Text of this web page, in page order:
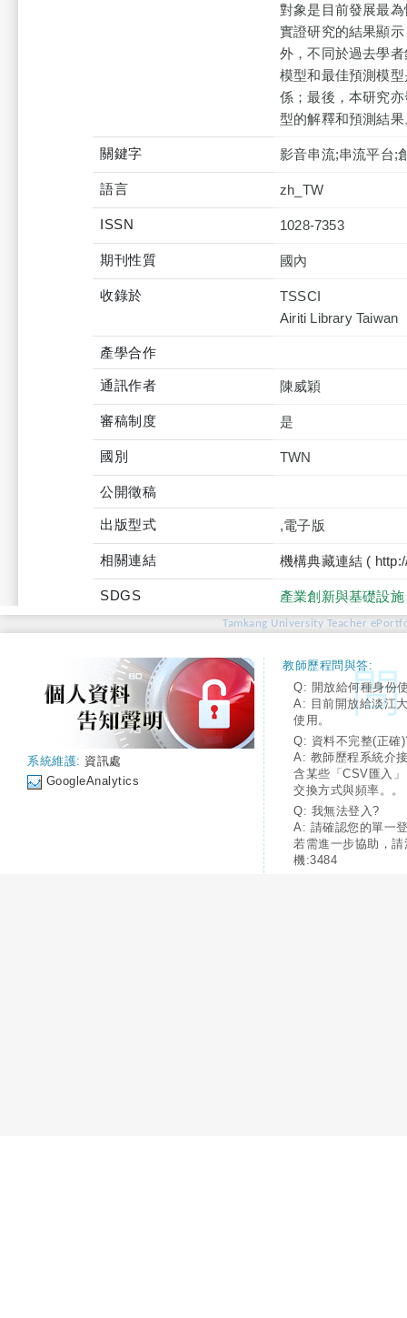
對象是目前發展最
實證研究的結果顯
外，不同於過去學
模型和最佳預測模
係；最後，本研究
型的解釋和預測結果
關鍵字 影音串流;串流平台;
語言 zh_TW
ISSN 1028-7353
期刊性質 國內
收錄於
TSSCI
產學合作
通訊作者 陳威穎
審稿制度 是
國別 TWN
公開徵稿
出版型式 ,電子版
相關連結 機構典藏連結 (
SDGS 產業創新與基礎設施
Tamkang University Teacher
系統維護: 資訊處
GoogleAnalytics
教師歷程問與答:
Q: 開放給何種身份
A: 目前開放給淡江
使用。
Q: 資料不完整(正確
A: 教師歷程系統介
含某些「CSV匯入
交換方式與頻率。。
Q: 我無法登入?
A: 請確認您的單一
若需進一步協助，
機:3484